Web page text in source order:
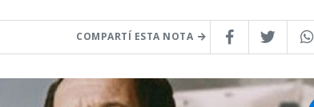
COMPARTÍ ESTA NOTA